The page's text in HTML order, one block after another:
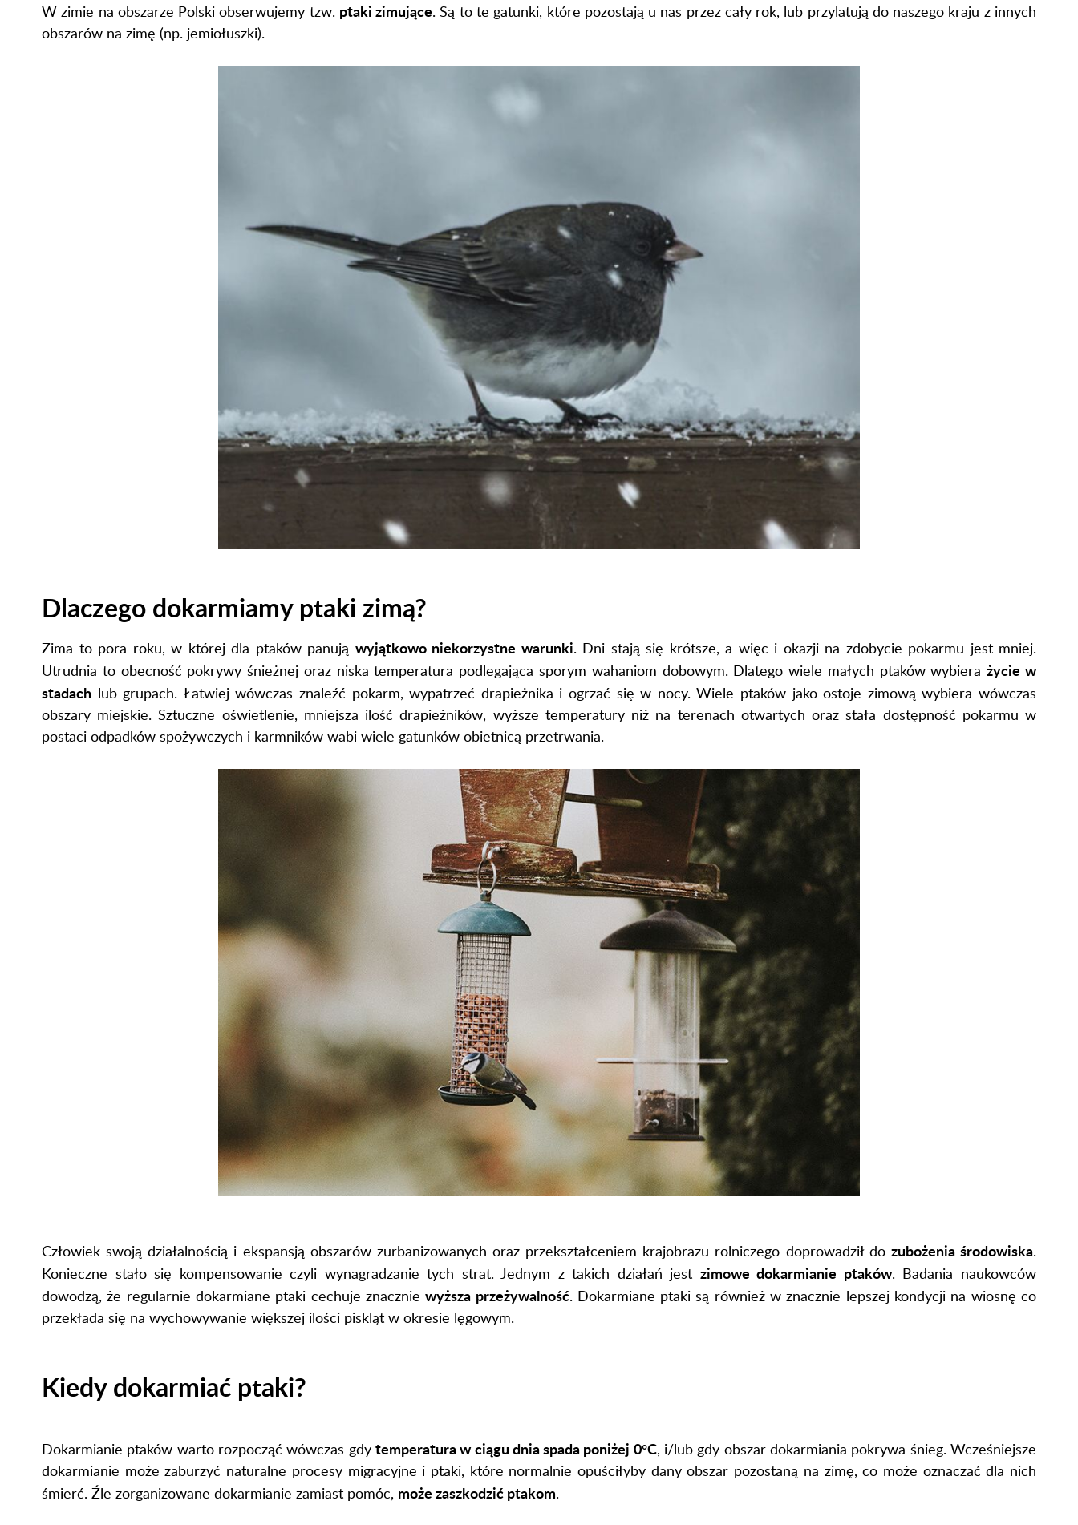
W zimie na obszarze Polski obserwujemy tzw. ptaki zimujące. Są to te gatunki, które pozostają u nas przez cały rok, lub przylatują do naszego kraju z innych
obszarów na zimę (np. jemiołuszki).
Dlaczego dokarmiamy ptaki zimą?
Zima to pora roku, w której dla ptaków panują wyjątkowo niekorzystne warunki. Dni stają się krótsze, a więc i okazji na zdobycie pokarmu jest mniej.
Utrudnia to obecność pokrywy śnieżnej oraz niska temperatura podlegająca sporym wahaniom dobowym. Dlatego wiele małych ptaków wybierażycie w
stadach lub grupach. Łatwiej wówczas znaleźć pokarm, wypatrzeć drapieżnika i ogrzać się w nocy. Wiele ptaków jako ostoje zimową wybiera wówczas
obszary miejskie. Sztuczne oświetlenie, mniejsza ilość drapieżników, wyższe temperatury niż na terenach otwartych oraz stała dostępność pokarmu w
postaci odpadków spożywczych i karmników wabi wiele gatunków obietnicą przetrwania.
Człowiek swoją działalnością i ekspansją obszarów zurbanizowanych oraz przekształceniem krajobrazu rolniczego doprowadził do zubożenia środowiska.
Konieczne stało się kompensowanie czyli wynagradzanie tych strat. Jednym z takich działań jest zimowe dokarmianie ptaków. Badania naukowców
dowodzą, że regularnie dokarmiane ptaki cechuje znaczniewyższa przeżywalność. Dokarmiane ptaki są również w znacznie lepszej kondycji na wiosnę co
przekłada się na wychowywanie większej ilości piskląt w okresie lęgowym.
Kiedy dokarmiać ptaki?
Dokarmianie ptaków warto rozpocząć wówczas gdy temperatura w ciągu dnia spada poniżej 0°C, i/lub gdy obszar dokarmiania pokrywa śnieg. Wcześniejsze
dokarmianie może zaburzyć naturalne procesy migracyjne i ptaki, które normalnie opuściłyby dany obszar pozostaną na zimę, co może oznaczać dla nich
śmierć. Źle zorganizowane dokarmianie zamiast pomóc, może zaszkodzić ptakom.